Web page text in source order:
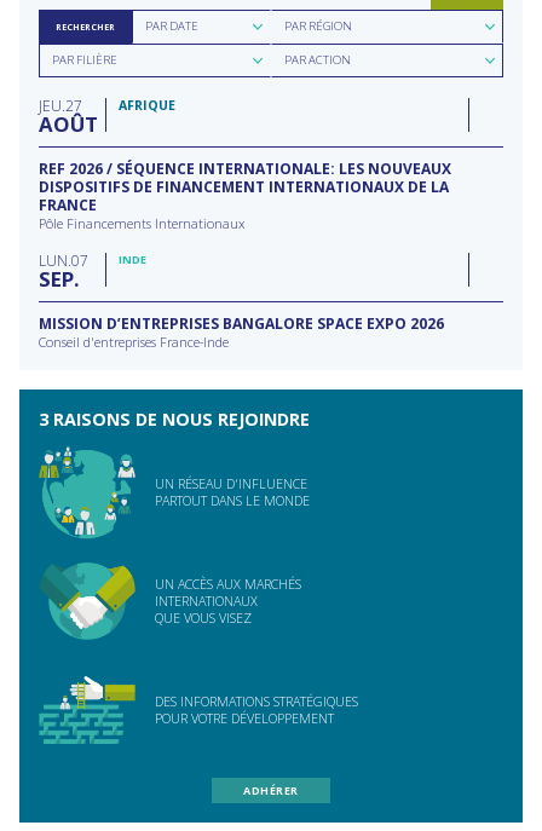
RECHERCHER
Rechercher
parPAR DATE
Rechercher
par
région
PAR RÉGION
Rechercher
parPAR FILIÈRE
Rechercher
parPAR ACTION
JEU 27
AOÛT
AFRIQUE
REF 2026 / SÉQUENCE INTERNATIONALE: LES NOUVEAUX
DISPOSITIFS DE FINANCEMENT INTERNATIONAUX DE LA
FRANCE
Pôle Financements Internationaux
LUN 07
SEP
INDE
MISSION D’ENTREPRISES BANGALORE SPACE EXPO 2026
Conseil d'entreprises France-Inde
3 RAISONS DE NOUS REJOINDRE
UN RÉSEAU D'INFLUENCE
PARTOUT DANS LE MONDE
UN ACCÈS AUX MARCHÉS
INTERNATIONAUX
QUE VOUS VISEZ
DES INFORMATIONS STRATÉGIQUES
POUR VOTRE DÉVELOPPEMENT
ADHÉRER